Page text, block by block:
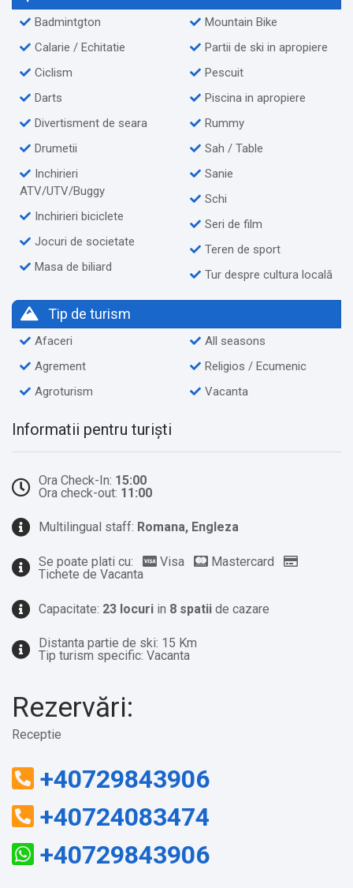
Badmintgton
Calarie / Echitatie
Ciclism
Darts
Divertisment de seara
Drumetii
Inchirieri
ATV/UTV/Buggy
Inchirieri biciclete
Jocuri de societate
Masa de biliard
Mountain Bike
Partii de ski in apropiere
Pescuit
Piscina in apropiere
Rummy
Sah / Table
Sanie
Schi
Seri de film
Teren de sport
Tur despre cultura locală
Tip de turism
Afaceri
Agrement
Agroturism
All seasons
Religios / Ecumenic
Vacanta
Informatii pentru turiști
Ora Check-In: 15:00
Ora check-out: 11:00
Multilingual staff: Romana, Engleza
Se poate plati cu: Visa
Mastercard
Tichete de Vacanta
Capacitate: 23 locuri in 8 spatii de cazare
Distanta partie de ski: 15 Km
Tip turism specific: Vacanta
Rezervări:
Receptie
+40729843906
+40724083474
+40729843906